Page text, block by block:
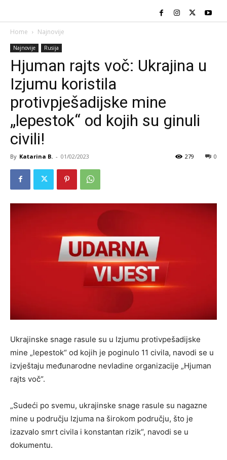
Home Najnovije
Najnovije Rusija
Hjuman rajts voč: Ukrajina u
Izjumu koristila
protivpješadijske mine
„lepestok“ od kojih su ginuli
civili!
By Katarina B. - 01/02/2023 0
279
Ukrajinske snage rasule su u Izjumu protivpešadijske
mine „lepestok“ od kojih je poginulo 11 civila, navodi se u
izvještaju međunarodne nevladine organizacije „Hjuman
rajts voč“.
„Sudeći po svemu, ukrajinske snage rasule su nagazne
mine u području Izjuma na širokom području, što je
izazvalo smrt civila i konstantan rizik“, navodi se u
dokumentu.